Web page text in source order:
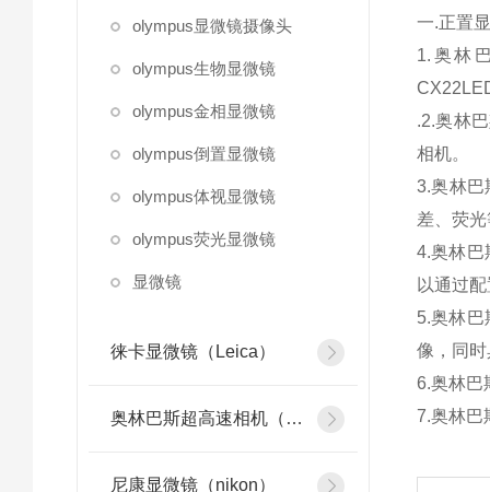
olympus显微镜摄像头
olympus生物显微镜
olympus金相显微镜
olympus倒置显微镜
olympus体视显微镜
olympus荧光显微镜
显微镜
徕卡显微镜（Leica）
奥林巴斯超高速相机（olympus）
尼康显微镜（nikon）
一.正置
1.奥林
.2.奥林
相机。
3.奥林巴
差、荧
4.奥林巴
以通过
5.奥林巴
像，同
6.奥林巴
7.奥林巴